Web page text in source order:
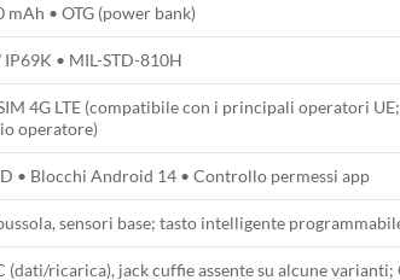
mAh • OTG (power bank)
IP69K • MIL-STD-810H
4G LTE (compatibile con i principali operatori
operatore)
• Blocchi Android 14 • Controllo permessi app
sensori base; tasto intelligente
(dati/ricarica), jack cuffie assente su alcune varianti;